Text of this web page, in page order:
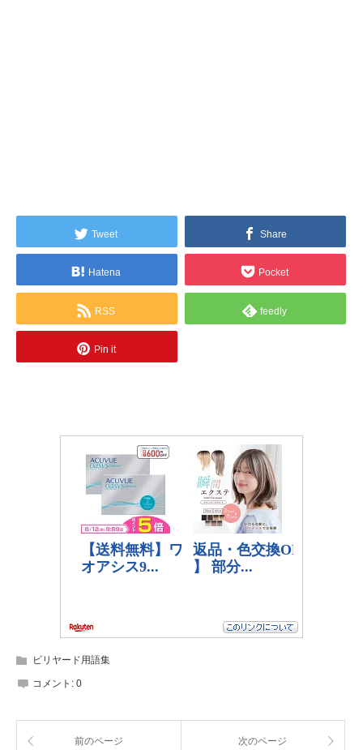
Tweet Share
Hatena Pocket
RSS feedly
Pin it
ビリヤード用語集
コメント: 0
前のページ 次のページ